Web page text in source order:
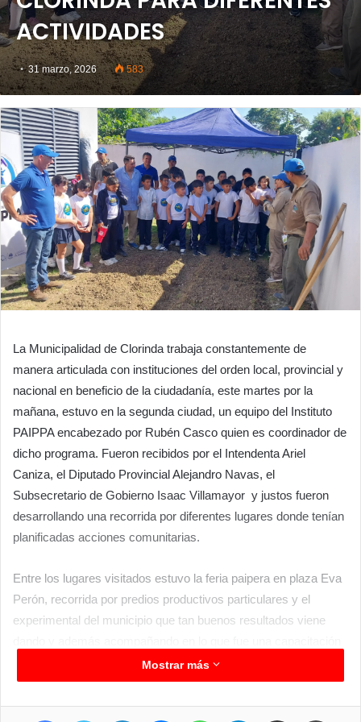
ACTIVIDADES
31 marzo, 2026 583
La Municipalidad de Clorinda trabaja constantemente de
manera articulada con instituciones del orden local, provincial y
nacional en beneficio de la ciudadanía, este martes por la
mañana, estuvo en la segunda ciudad, un equipo del Instituto
PAIPPA encabezado por Rubén Casco quien es coordinador de
dicho programa. Fueron recibidos por el Intendenta Ariel
Caniza, el Diputado Provincial Alejandro Navas, el
Subsecretario de Gobierno Isaac Villamayor y justos fueron
desarrollando una recorrida por diferentes lugares donde tenían
planificadas acciones comunitarias.
Entre los lugares visitados estuvo la feria paipera en plaza Eva
Perón, recorrida por predios productivos particulares y el
experimental del municipio que tan buenos resultados viene
en huerta para alumnos de la comunidad educativa de la EPEP
N°241.
Mostrar más